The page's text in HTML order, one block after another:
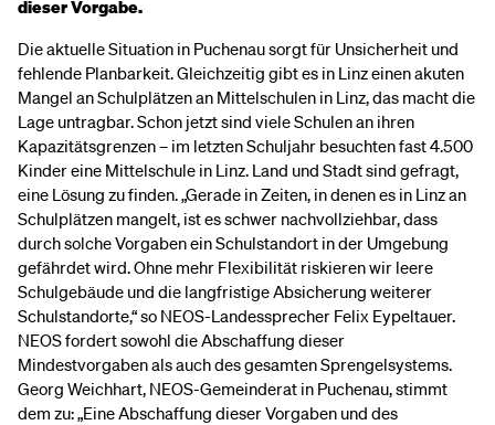
dieser Vorgabe.
Die aktuelle Situation in Puchenau sorgt für Unsicherheit und
fehlende Planbarkeit. Gleichzeitig gibt es in Linz einen akuten
Mangel an Schulplätzen an Mittelschulen in Linz, das macht die
Lage untragbar. Schon jetzt sind viele Schulen an ihren
Kapazitätsgrenzen – im letzten Schuljahr besuchten fast 4.500
Kinder eine Mittelschule in Linz. Land und Stadt sind gefragt,
eine Lösung zu finden. „Gerade in Zeiten, in denen es in Linz an
Schulplätzen mangelt, ist es schwer nachvollziehbar, dass
durch solche Vorgaben ein Schulstandort in der Umgebung
gefährdet wird. Ohne mehr Flexibilität riskieren wir leere
Schulgebäude und die langfristige Absicherung weiterer
Schulstandorte,“ so NEOS-Landessprecher Felix Eypeltauer.
NEOS fordert sowohl die Abschaffung dieser
Mindestvorgaben als auch des gesamten Sprengelsystems.
Georg Weichhart, NEOS-Gemeinderat in Puchenau, stimmt
dem zu: „Eine Abschaffung dieser Vorgaben und des